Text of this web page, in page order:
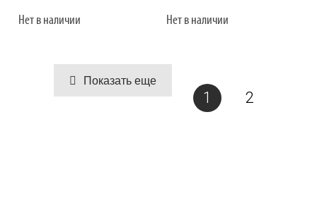
Нет в наличии Нет в наличии
Показать еще
1 2